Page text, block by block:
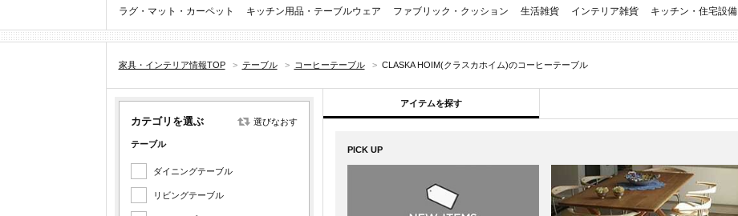
ラグ・マット・カーペット
キッチン用品・テーブルウェア ファブリック・クッション 生活雑貨 インテリア雑貨 キッチン・住宅設備
家具・インテリア情報TOP > テーブル > コーヒーテーブル > CLASKA HOIM(クラスカホイム)のコーヒーテーブル
カテゴリを選ぶ 選びなおす
テーブル
ダイニングテーブル
リビングテーブル
アイテムを探す
PICK UP